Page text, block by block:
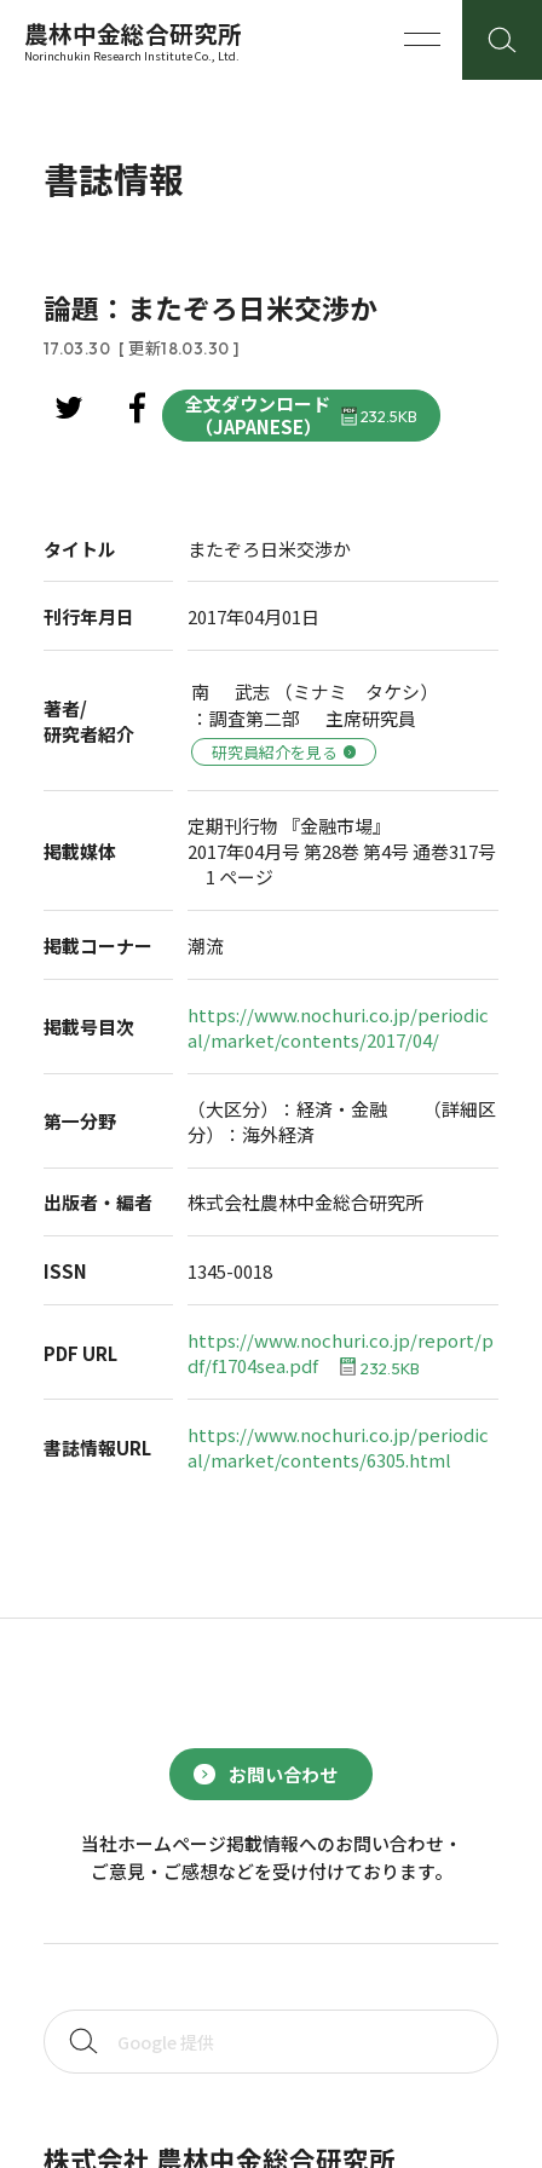
農林中金総合研究所
Norinchukin Research Institute Co., Ltd.
書誌情報
論題：またぞろ日米交渉か
17.03.30 [ 更新18.03.30 ]
全文ダウンロード
（JAPANESE）
232.5KB
タイトル またぞろ日米交渉か
刊行年月日 2017年04月01日
著者/
研究者紹介
南 武志 （ミナミ タケシ）
：調査第二部 主席研究員
研究員紹介を見る
掲載媒体
定期刊行物 『金融市場』
2017年04月号 第28巻 第4号 通巻317号
1 ページ
掲載コーナー 潮流
掲載号目次
https://www.nochuri.co.jp/periodic
al/market/contents/2017/04/
第一分野
（大区分）：経済・金融 （詳細区
分）：海外経済
出版者・編者 株式会社農林中金総合研究所
ISSN 1345-0018
PDF URL
https://www.nochuri.co.jp/report/p
df/f1704sea.pdf
232.5KB
書誌情報URL
https://www.nochuri.co.jp/periodic
al/market/contents/6305.html
お問い合わせ
当社ホームページ掲載情報へのお問い合わせ・
ご意見・ご感想などを受け付けております。
株式会社 農林中金総合研究所